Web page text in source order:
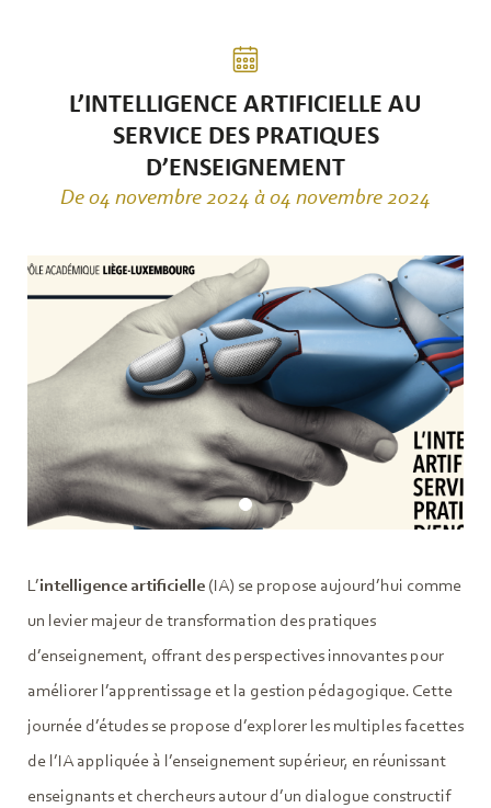
L’INTELLIGENCE ARTIFICIELLE AU
SERVICE DES PRATIQUES
D’ENSEIGNEMENT
De 04 novembre 2024 à 04 novembre 2024
L’intelligence artificielle (IA) se propose aujourd’hui comme
un levier majeur de transformation des pratiques
d’enseignement, offrant des perspectives innovantes pour
améliorer l’apprentissage et la gestion pédagogique. Cette
journée d’études se propose d’explorer les multiples facettes
de l’IA appliquée à l’enseignement supérieur, en réunissant
enseignants et chercheurs autour d’un dialogue constructif